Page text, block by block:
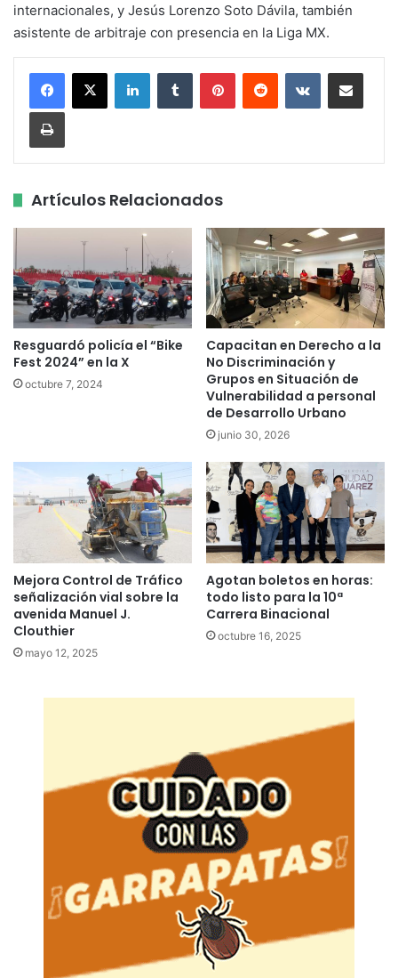
internacionales, y Jesús Lorenzo Soto Dávila, también
asistente de arbitraje con presencia en la Liga MX.
LinkedInTumblr PinterestReddit VKontakteShare via Email
Print
Artículos Relacionados
Resguardó policía el “Bike
Fest 2024” en la X
octubre 7, 2024
Capacitan en Derecho a la
No Discriminación y
Grupos en Situación de
Vulnerabilidad a personal
de Desarrollo Urbano
junio 30, 2026
Mejora Control de Tráfico
señalización vial sobre la
avenida Manuel J.
Clouthier
mayo 12, 2025
Agotan boletos en horas:
todo listo para la 10ª
Carrera Binacional
octubre 16, 2025